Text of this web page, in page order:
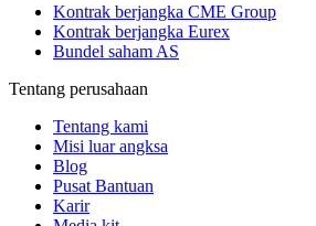
Kontrak berjangka CME Group
Kontrak berjangka Eurex
Bundel saham AS
Tentang perusahaan
Tentang kami
Misi luar angksa
Blog
Pusat Bantuan
Karir